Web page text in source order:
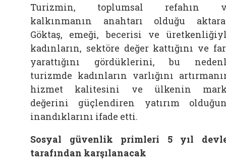
Turizmin, toplumsal refahın
kalkınmanın anahtarı olduğu
Göktaş, emeği, becerisi ve
kadınların, sektöre değer kattığını ve
yarattığını gördüklerini, bu
turizmde kadınların varlığını
hizmet kalitesini ve ülkenin
değerini güçlendiren yatırım
inandıklarını ifade etti.
Sosyal güvenlik primleri 5 yıl
tarafından karşılanacak